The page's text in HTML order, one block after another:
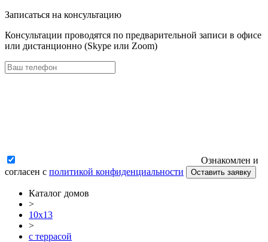
Записаться на консультацию
Консультации проводятся по предварительной записи в офисе
или дистанционно (Skype или Zoom)
Ознакомлен и
согласен с политикой конфиденциальности Оставить заявку
Каталог домов
>
10x13
>
c террасой